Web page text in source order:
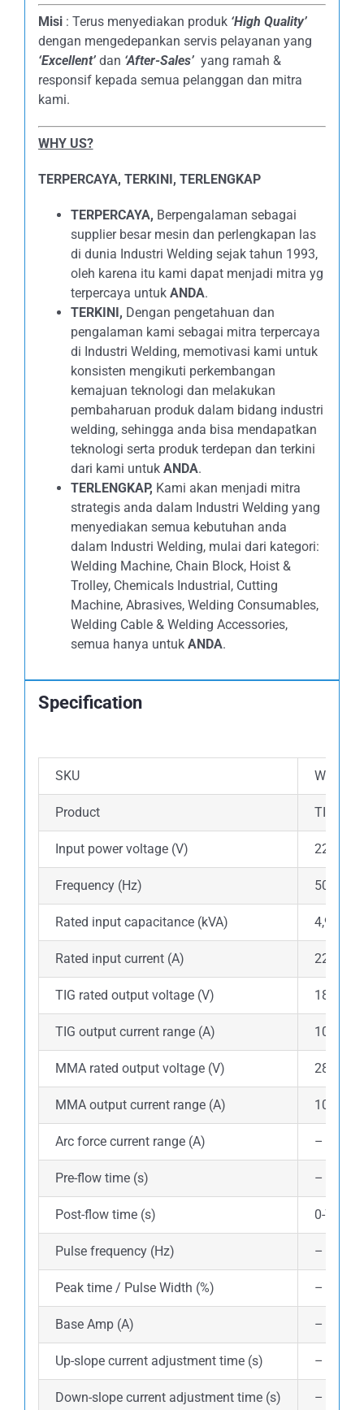
Misi : Terus menyediakan produk ‘High Quality’
dengan mengedepankan servis pelayanan yang
‘Excellent’dan ‘After-Sales’yang ramah &
responsif kepada semua pelanggan dan mitra
kami.
WHY US?
TERPERCAYA, TERKINI, TERLENGKAP
TERPERCAYA, Berpengalaman sebagai
supplier besar mesin dan perlengkapan las
di dunia Industri Welding sejak tahun 1993,
oleh karena itu kami dapat menjadi mitra yg
terpercaya untuk ANDA.
TERKINI, Dengan pengetahuan dan
pengalaman kami sebagai mitra terpercaya
di Industri Welding, memotivasi kami untuk
konsisten mengikuti perkembangan
kemajuan teknologi dan melakukan
pembaharuan produk dalam bidang industri
welding, sehingga anda bisa mendapatkan
teknologi serta produk terdepan dan terkini
dari kami untuk ANDA.
TERLENGKAP, Kami akan menjadi mitra
strategis anda dalam Industri Welding yang
menyediakan semua kebutuhan anda
dalam Industri Welding, mulai dari kategori:
Welding Machine, Chain Block, Hoist &
Trolley, Chemicals Industrial, Cutting
Machine, Abrasives, Welding Consumables,
Welding Cable & Welding Accessories,
semua hanya untuk ANDA.
Specification
SKU
Product TIG 200
Input power voltage (V) 220
Frequency (Hz) 50/60
Rated input capacitance (kVA)
Rated input current (A)
TIG rated output voltage (V) 18
TIG output current range (A) 10-200
MMA rated output voltage (V) 28
MMA output current range (A) 10-200
Arc force current range (A) –
Pre-flow time (s) –
Post-flow time (s) 0-7
Pulse frequency (Hz) –
Peak time / Pulse Width (%) –
Base Amp (A) –
Up-slope current adjustment time (s) –
Down-slope current adjustment time (s) –